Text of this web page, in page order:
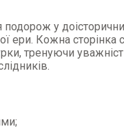
у
ери. Кожна
тренуючи